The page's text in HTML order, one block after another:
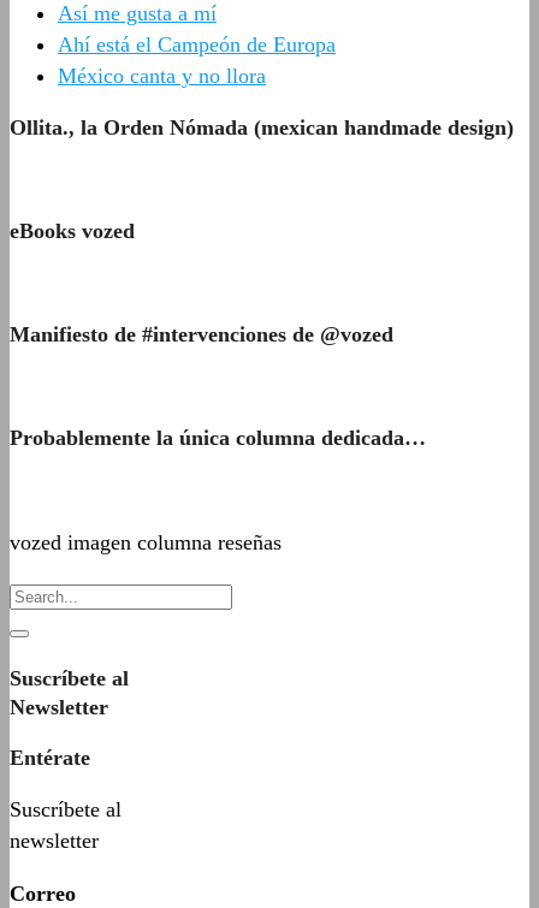
Así me gusta a mí
Ahí está el Campeón de Europa
México canta y no llora
Ollita., la Orden Nómada (mexican handmade design)
eBooks vozed
Manifiesto de #intervenciones de @vozed
Probablemente la única columna dedicada…
vozed imagen columna reseñas
Suscríbete al
Newsletter
Entérate
Suscríbete al
newsletter
Correo